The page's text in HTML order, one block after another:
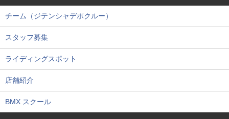
チーム（ジテンシャデポクルー）
スタッフ募集
ライディングスポット
店舗紹介
BMX スクール